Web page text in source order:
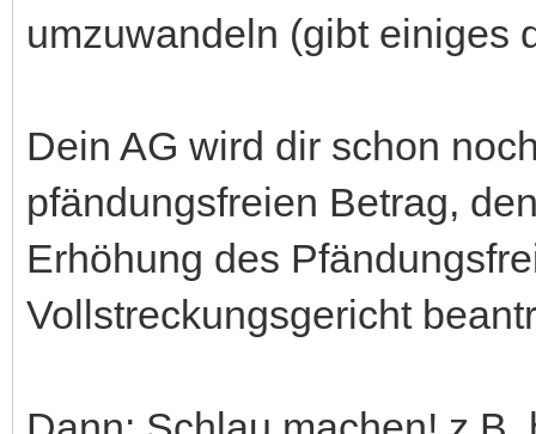
umzuwandeln (gibt einiges
Dein AG wird dir schon
pfändungsfreien Betrag,
Erhöhung des
Vollstreckungsgericht